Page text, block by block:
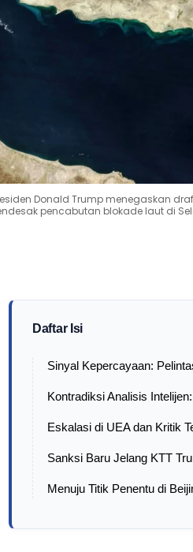
Donald Trump menegaskan
pencabutan blokade laut di
Daftar Isi
Sinyal Kepercayaan:
Kontradiksi Analisis
Eskalasi di UEA dan Kritik
Sanksi Baru Jelang KTT
Menuju Titik Penentu di